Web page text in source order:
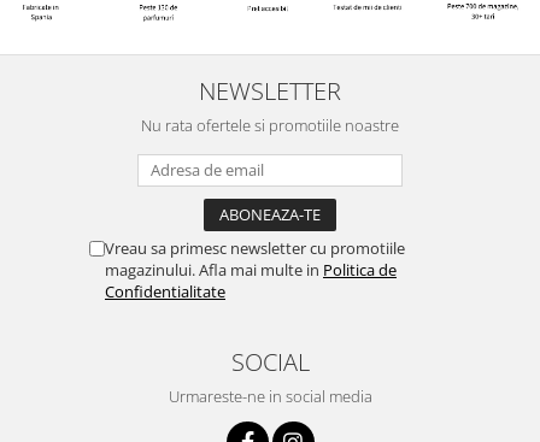
NEWSLETTER
Nu rata ofertele si promotiile noastre
Vreau sa primesc newsletter cu promotiile
magazinului. Afla mai multe in Politica de
Confidentialitate
SOCIAL
Urmareste-ne in social media